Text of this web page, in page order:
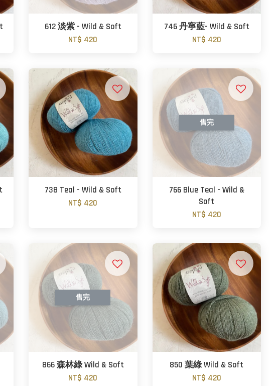
612 淡紫 - Wild & Soft
NT$ 420
746 丹寧藍- Wild & Soft
NT$ 420
738 Teal - Wild & Soft
NT$ 420
售完
766 Blue Teal - Wild &
Soft
NT$ 420
售完
866 森林綠 Wild & Soft
NT$ 420
850 葉綠 Wild & Soft
NT$ 420